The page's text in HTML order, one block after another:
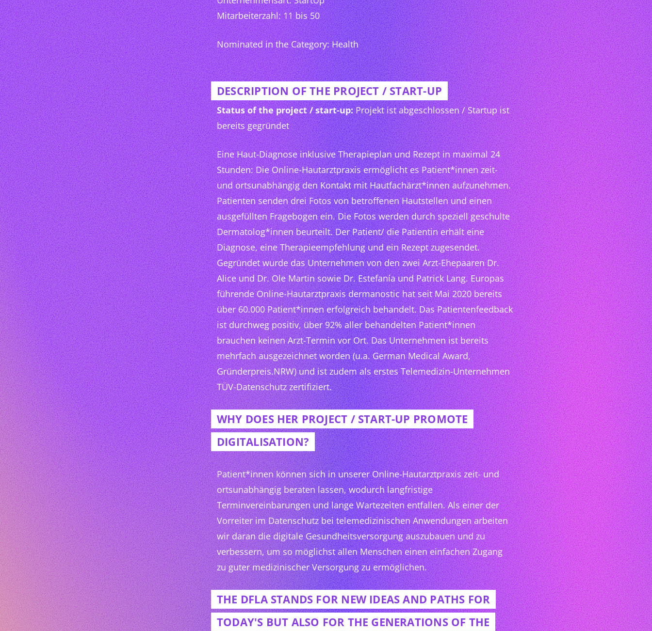
Mitarbeiterzahl: 11 bis 50
Nominated in the Category: Health
DESCRIPTION OF THE PROJECT / START-UP
Status of the project / start-up:Projekt ist abgeschlossen / Startup ist
bereits gegründet
Eine Haut-Diagnose inklusive Therapieplan und Rezept in maximal 24
Stunden: Die Online-Hautarztpraxis ermöglicht es Patient*innen zeit-
und ortsunabhängig den Kontakt mit Hautfachärzt*innen aufzunehmen.
Patienten senden drei Fotos von betroffenen Hautstellen und einen
ausgefüllten Fragebogen ein. Die Fotos werden durch speziell geschulte
Dermatolog*innen beurteilt. Der Patient/ die Patientin erhält eine
Diagnose, eine Therapieempfehlung und ein Rezept zugesendet.
Gegründet wurde das Unternehmen von den zwei Arzt-Ehepaaren Dr.
Alice und Dr. Ole Martin sowie Dr. Estefanía und Patrick Lang. Europas
führende Online-Hautarztpraxis dermanostic hat seit Mai 2020 bereits
über 60.000 Patient*innen erfolgreich behandelt. Das Patientenfeedback
ist durchweg positiv, über 92% aller behandelten Patient*innen
brauchen keinen Arzt-Termin vor Ort. Das Unternehmen ist bereits
mehrfach ausgezeichnet worden (u.a. German Medical Award,
Gründerpreis.NRW) und ist zudem als erstes Telemedizin-Unternehmen
TÜV-Datenschutz zertifiziert.
WHY DOES HER PROJECT / START-UP PROMOTE
DIGITALISATION?
Patient*innen können sich in unserer Online-Hautarztpraxis zeit- und
ortsunabhängig beraten lassen, wodurch langfristige
Terminvereinbarungen und lange Wartezeiten entfallen. Als einer der
Vorreiter im Datenschutz bei telemedizinischen Anwendungen arbeiten
wir daran die digitale Gesundheitsversorgung auszubauen und zu
verbessern, um so möglichst allen Menschen einen einfachen Zugang
zu guter medizinischer Versorgung zu ermöglichen.
THE DFLA STANDS FOR NEW IDEAS AND PATHS FOR
TODAY'S BUT ALSO FOR THE GENERATIONS OF THE